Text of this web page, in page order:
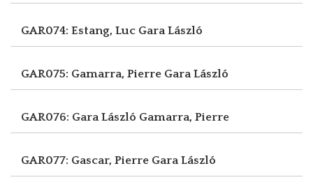
GAR074: Estang, Luc Gara László
GAR075: Gamarra, Pierre Gara László
GAR076: Gara László Gamarra, Pierre
GAR077: Gascar, Pierre Gara László